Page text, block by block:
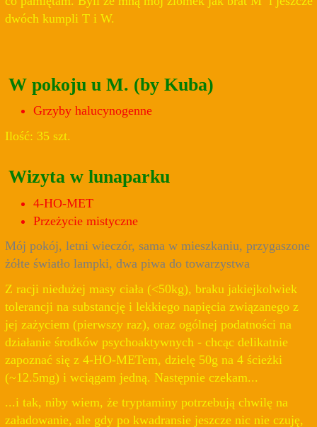
dwóch kumpli T i W.
W pokoju u M. (by Kuba)
Grzyby halucynogenne
Ilość: 35 szt.
Wizyta w lunaparku
4-HO-MET
Przeżycie mistyczne
Mój pokój, letni wieczór, sama w mieszkaniu, przygaszone
żółte światło lampki, dwa piwa do towarzystwa
Z racji niedużej masy ciała (<50kg), braku jakiejkolwiek
tolerancji na substancję i lekkiego napięcia związanego z
jej zażyciem (pierwszy raz), oraz ogólnej podatności na
działanie środków psychoaktywnych - chcąc delikatnie
zapoznać się z 4-HO-METem, dzielę 50g na 4 ścieżki
(~12.5mg) i wciągam jedną. Następnie czekam...
...i tak, niby wiem, że tryptaminy potrzebują chwilę na
załadowanie, ale gdy po kwadransie jeszcze nic nie czuję,